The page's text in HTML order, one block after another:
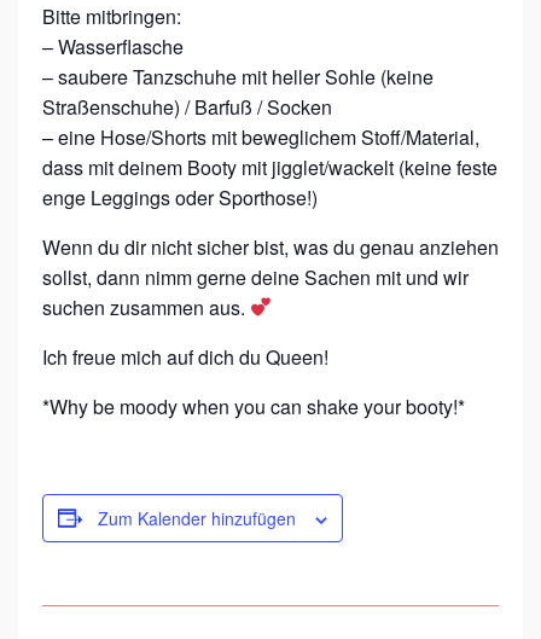
Bitte mitbringen:
– Wasserflasche
– saubere Tanzschuhe mit heller Sohle (keine
Straßenschuhe) / Barfuß / Socken
– eine Hose/Shorts mit beweglichem Stoff/Material,
dass mit deinem Booty mit jigglet/wackelt (keine feste
enge Leggings oder Sporthose!)
Wenn du dir nicht sicher bist, was du genau anziehen
sollst, dann nimm gerne deine Sachen mit und wir
suchen zusammen aus.
Ich freue mich auf dich du Queen!
*Why be moody when you can shake your booty!*
Zum Kalender hinzufügen